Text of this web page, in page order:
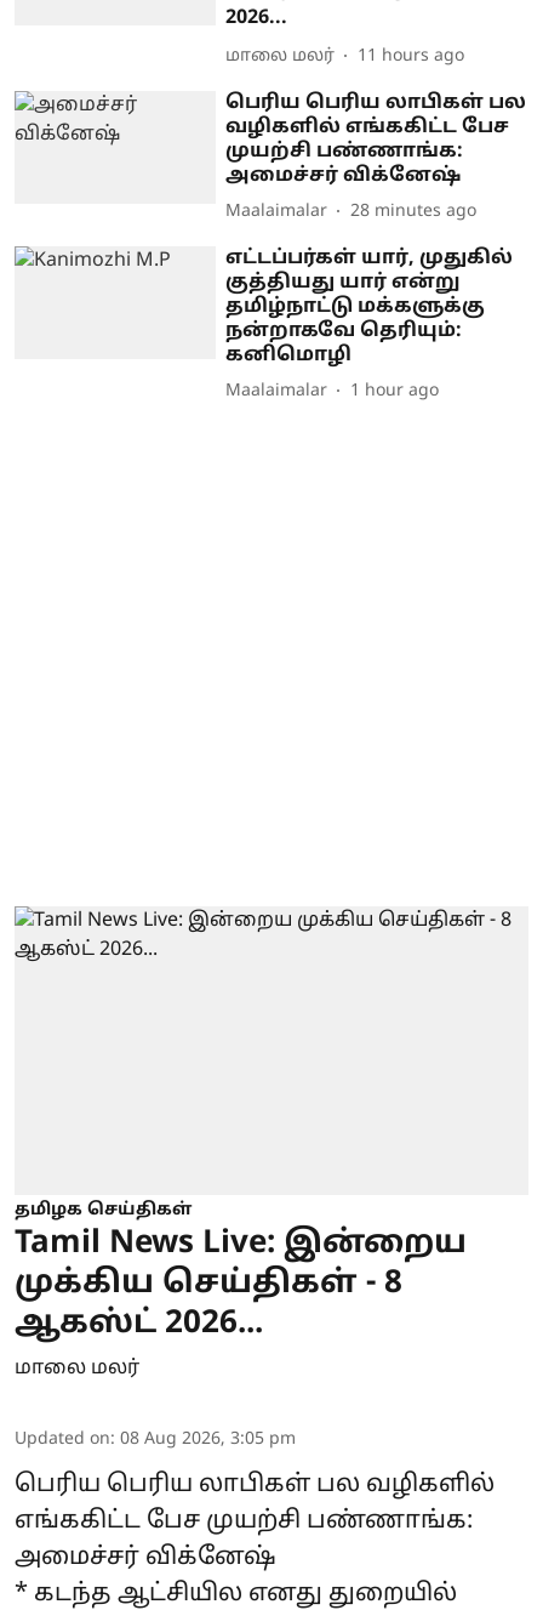
2026...
மாலை மலர் 11 hours ago
பெரிய பெரிய லாபிகள் பல
வழிகளில் எங்ககிட்ட பேச
முயற்சி பண்ணாங்க:
அமைச்சர் விக்னேஷ்
Maalaimalar 28 minutes ago
எட்டப்பர்கள் யார், முதுகில்
குத்தியது யார் என்று
தமிழ்நாட்டு மக்களுக்கு
நன்றாகவே தெரியும்:
கனிமொழி
Maalaimalar 1 hour ago
தமிழக செய்திகள்
Tamil News Live: இன்றைய
முக்கிய செய்திகள் - 8
ஆகஸ்ட் 2026...
மாலை மலர்
Updated on: 08 Aug 2026, 3:05 pm
பெரிய பெரிய லாபிகள் பல வழிகளில்
எங்ககிட்ட பேச முயற்சி பண்ணாங்க:
அமைச்சர் விக்னேஷ்
* கடந்த ஆட்சியில எனது துறையில்